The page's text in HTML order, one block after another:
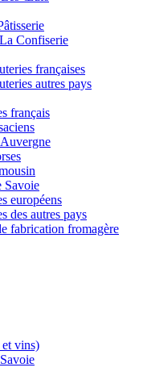
Confiserie
françaises
autres pays
français
Savoie
européens
des autres pays
fabrication fromagère
vins)